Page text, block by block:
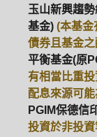
玉山新興趨
基金) (本基金
債券且基金
平衡基金(原
有相當比重
配息來源可
PGIM保德信
投資於非投